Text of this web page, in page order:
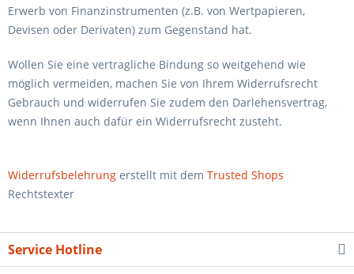
Erwerb von Finanzinstrumenten (z.B. von Wertpapieren,
Devisen oder Derivaten) zum Gegenstand hat.
Wollen Sie eine vertragliche Bindung so weitgehend wie
möglich vermeiden, machen Sie von Ihrem Widerrufsrecht
Gebrauch und widerrufen Sie zudem den Darlehensvertrag,
wenn Ihnen auch dafür ein Widerrufsrecht zusteht.
Widerrufsbelehrung erstellt mit dem Trusted Shops
Rechtstexter
Service Hotline